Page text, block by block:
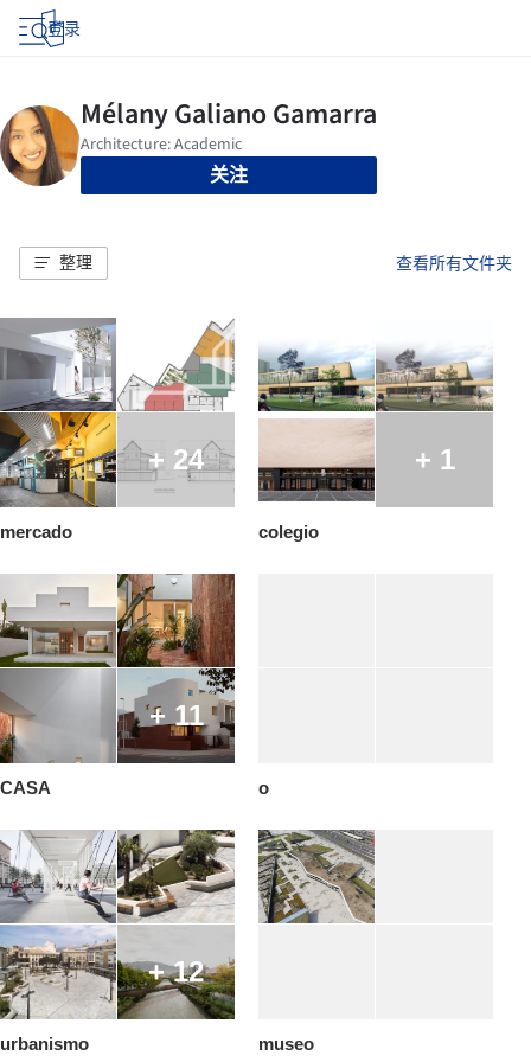
登录
关注
整理 查看所有文件夹
+ 24
mercado
+ 1
colegio
+ 11
CASA o
+ 12
urbanismo museo